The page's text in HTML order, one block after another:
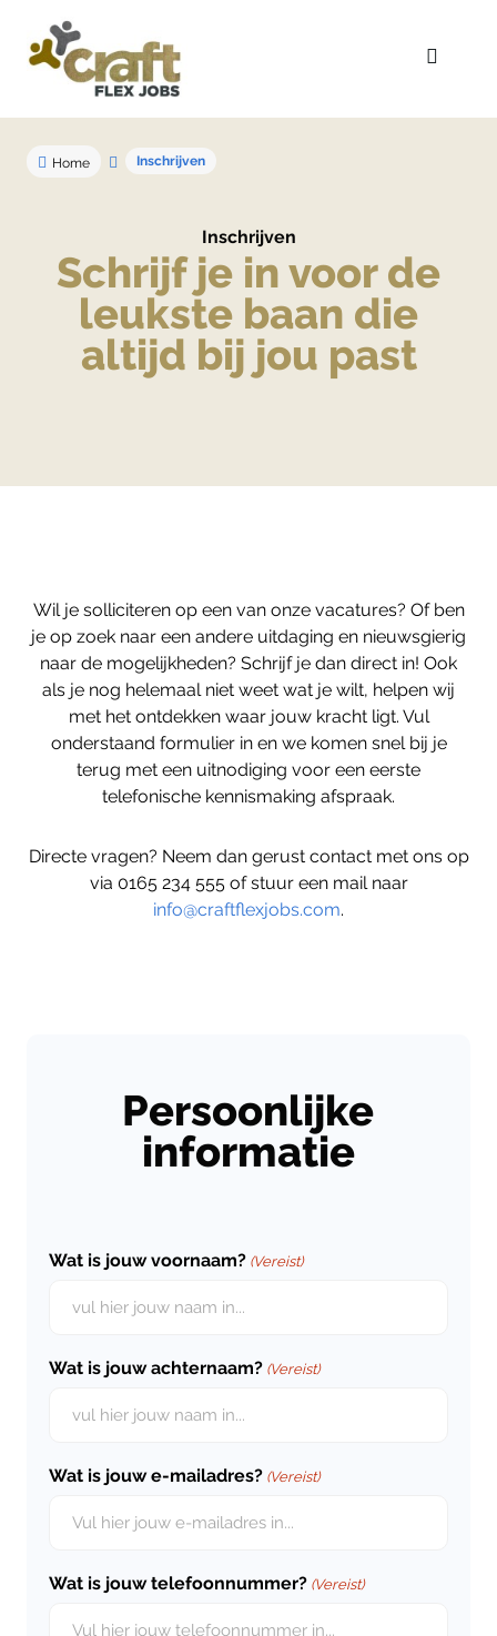
Home Inschrijven
Inschrijven
Schrijf je in voor de
leukste baan die
altijd bij jou past
Wil je solliciteren op een van onze vacatures? Of ben
je op zoek naar een andere uitdaging en nieuwsgierig
naar de mogelijkheden? Schrijf je dan direct in! Ook
als je nog helemaal niet weet wat je wilt, helpen wij
met het ontdekken waar jouw kracht ligt. Vul
onderstaand formulier in en we komen snel bij je
terug met een uitnodiging voor een eerste
telefonische kennismaking afspraak.
Directe vragen? Neem dan gerust contact met ons op
via 0165 234 555 of stuur een mail naar
info@craftflexjobs.com.
Persoonlijke
informatie
Wat is jouw voornaam? (Vereist)
Wat is jouw achternaam? (Vereist)
Wat is jouw e-mailadres? (Vereist)
Wat is jouw telefoonnummer? (Vereist)